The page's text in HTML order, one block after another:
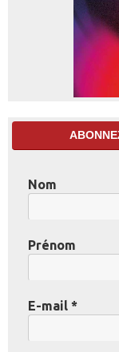
Nom
Prénom
E-mail *